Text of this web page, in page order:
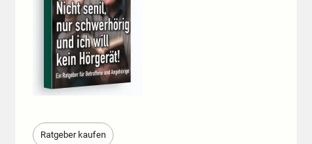
Ratgeber kaufen